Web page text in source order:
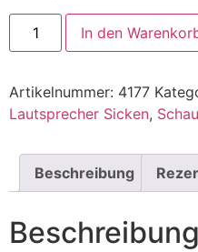
In den
Artikelnummer: 4177
Lautsprecher Sicken,
Beschreibung
Beschreibung